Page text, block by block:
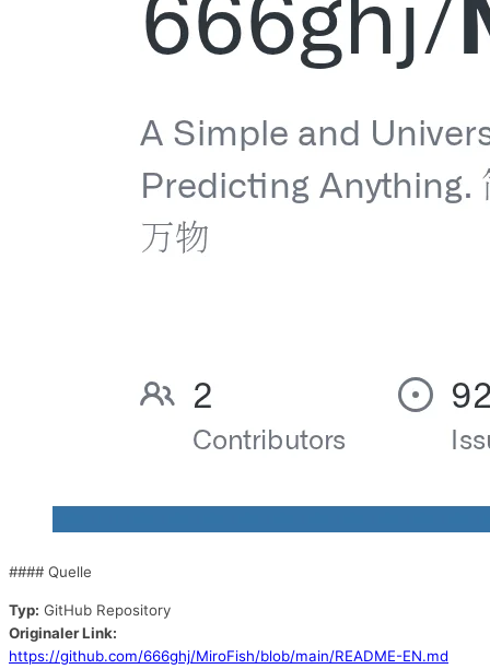
#### Quelle
Typ: GitHub Repository
Originaler Link:
https://github.com/666ghj/MiroFish/blob/main/README-EN.md